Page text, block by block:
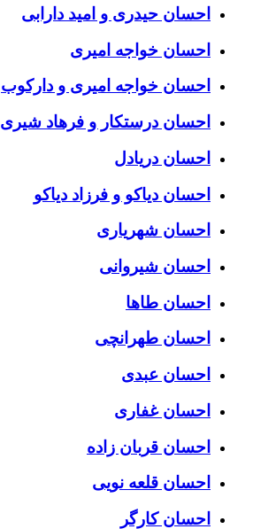
احسان حیدری و امید دارابی
احسان خواجه امیری
احسان خواجه امیری و دارکوب
احسان درستكار و فرهاد شيرى
احسان دریادل
احسان دیاکو و فرزاد دیاکو
احسان شهریاری
احسان شیروانی
احسان طاها
احسان طهرانچی
احسان عبدی
احسان غفاری
احسان قربان زاده
احسان قلعه نویی
احسان کارگر